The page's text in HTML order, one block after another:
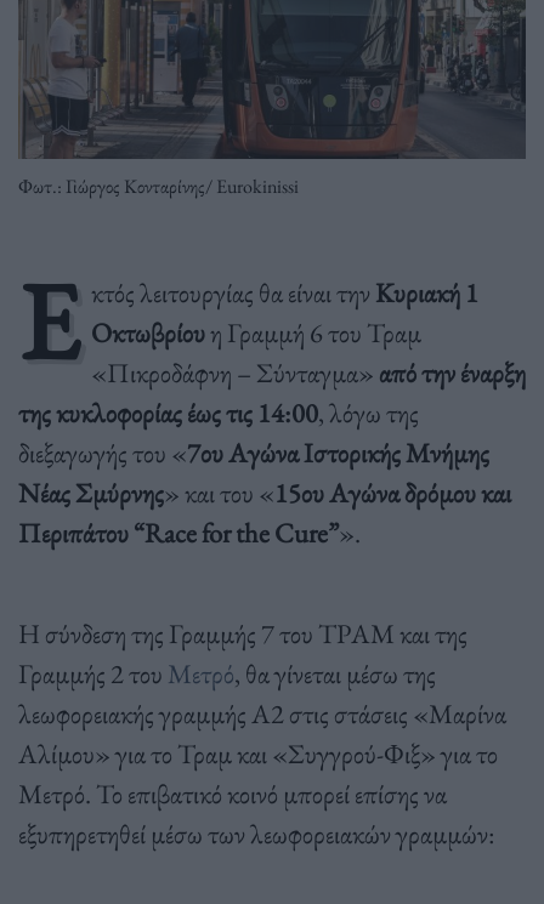
Φωτ.: Γιώργος Κονταρίνης/ Eurokinissi
Ε κτός λειτουργίας θα είναι την Κυριακή 1
Οκτωβρίουη Γραμμή 6 του Τραμ
«Πικροδάφνη – Σύνταγμα» από την έναρξη
της κυκλοφορίας έως τις 14:00, λόγω της
διεξαγωγής του «7ου Αγώνα Ιστορικής Μνήμης
Νέας Σμύρνης» και του «15ου Αγώνα δρόμου και
Περιπάτου “Race for the Cure”».
Η σύνδεση της Γραμμής 7 του ΤΡΑΜ και της
Γραμμής 2 του Μετρό, θα γίνεται μέσω της
λεωφορειακής γραμμής Α2 στις στάσεις «Μαρίνα
Αλίμου» για το Τραμ και «Συγγρού-Φιξ» για το
Μετρό. Το επιβατικό κοινό μπορεί επίσης να
εξυπηρετηθεί μέσω των λεωφορειακών γραμμών: